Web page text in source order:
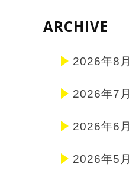
ARCHIVE
2026年8月
2026年7月
2026年6月
2026年5月